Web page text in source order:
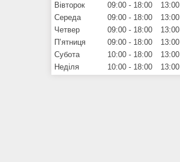
Вівторок
09:00 18:00 13:00
Середа
09:00 18:00 13:00
Четвер
09:00 18:00 13:00
Пʼятниця
09:00 18:00 13:00
Субота
10:00 18:00 13:00
Неділя
10:00 18:00 13:00